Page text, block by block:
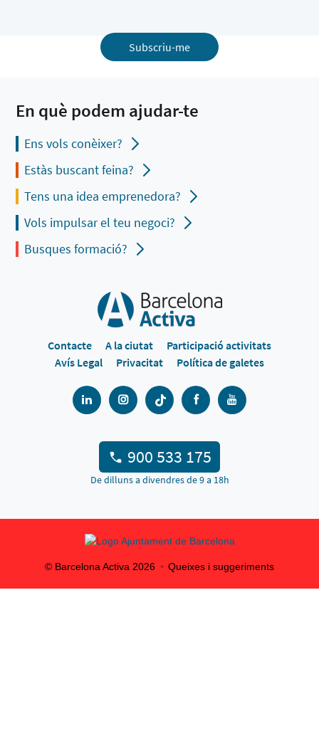
Subscriu-me
En què podem ajudar-te
Ens vols conèixer?
Estàs buscant feina?
Tens una idea emprenedora?
Vols impulsar el teu negoci?
Busques formació?
Contacte A la ciutat
Participació activitats
Avís Legal
Privacitat Política de galetes
900 533 175
De dilluns a divendres de 9 a 18h
© Barcelona Activa 2026 Queixes i suggeriments